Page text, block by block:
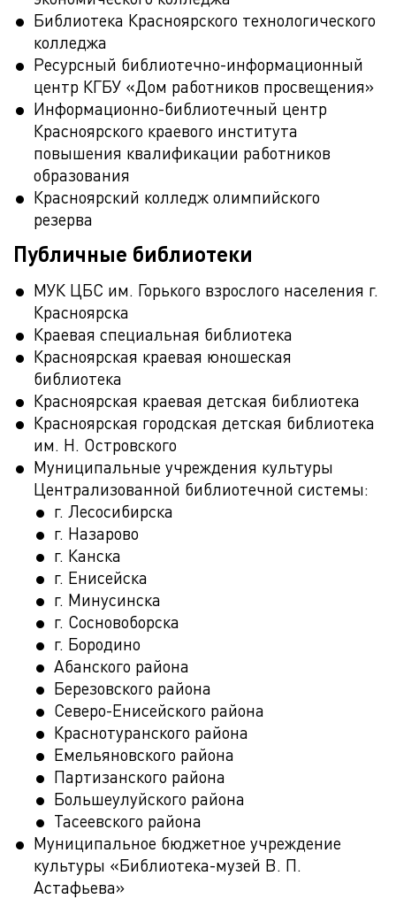
Библиотека Красноярского технологического
колледжа
Ресурсный библиотечно-информационный
центр КГБУ «Дом работников просвещения»
Информационно-библиотечный центр
Красноярского краевого института
повышения квалификации работников
образования
Красноярский колледж олимпийского
резерва
Публичные библиотеки
МУК ЦБС им. Горького взрослого населения г.
Красноярска
Краевая специальная библиотека
Красноярская краевая юношеская
библиотека
Красноярская краевая детская библиотека
Красноярская городская детская библиотека
им. Н. Островского
Муниципальные учреждения культуры
Централизованной библиотечной системы:
г. Лесосибирска
г. Назарово
г. Канска
г. Енисейска
г. Минусинска
г. Сосновоборска
г. Бородино
Абанского района
Березовского района
Северо-Енисейского района
Краснотуранского района
Емельяновского района
Партизанского района
Большеулуйского района
Тасеевского района
Муниципальное бюджетное учреждение
культуры «Библиотека-музей В. П.
Астафьева»